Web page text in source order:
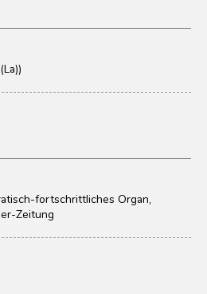
fortschrittliches Organ,
Zeitung